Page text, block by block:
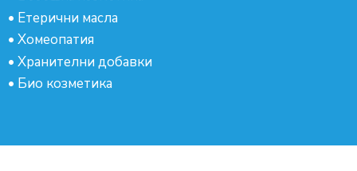
• Етерични масла
• Хомеопатия
• Хранителни добавки
• Био козметика